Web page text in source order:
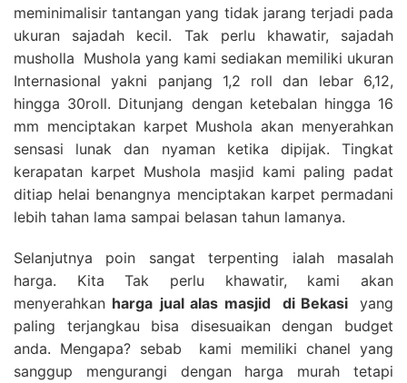
meminimalisir tantangan yang tidak jarang terjadi pada
ukuran sajadah kecil. Tak perlu khawatir, sajadah
musholla Mushola yang kami sediakan memiliki ukuran
Internasional yakni panjang 1,2 roll dan lebar 6,12,
hingga 30roll. Ditunjang dengan ketebalan hingga 16
mm menciptakan karpet Mushola akan menyerahkan
sensasi lunak dan nyaman ketika dipijak. Tingkat
kerapatan karpet Mushola masjid kami paling padat
ditiap helai benangnya menciptakan karpet permadani
lebih tahan lama sampai belasan tahun lamanya.
Selanjutnya poin sangat terpenting ialah masalah
harga. Kita Tak perlu khawatir, kami akan
menyerahkan harga jual alas masjid di Bekasiyang
paling terjangkau bisa disesuaikan dengan budget
anda. Mengapa? sebab kami memiliki chanel yang
sanggup mengurangi dengan harga murah tetapi